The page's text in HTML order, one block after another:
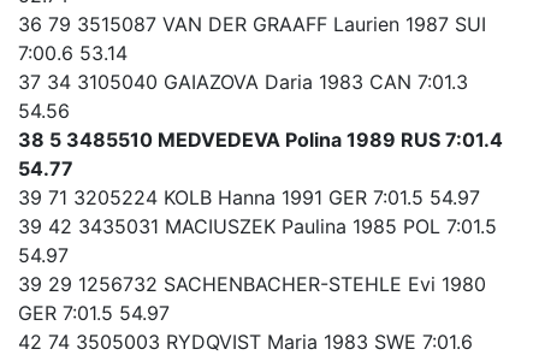
36 79 3515087 VAN DER GRAAFF Laurien 1987 SUI
7:00.6 53.14
37 34 3105040 GAIAZOVA Daria 1983 CAN 7:01.3
54.56
38 5 3485510 MEDVEDEVA Polina 1989 RUS 7:01.4
54.77
39 71 3205224 KOLB Hanna 1991 GER 7:01.5 54.97
39 42 3435031 MACIUSZEK Paulina 1985 POL 7:01.5
54.97
39 29 1256732 SACHENBACHER-STEHLE Evi 1980
GER 7:01.5 54.97
42 74 3505003 RYDQVIST Maria 1983 SWE 7:01.6